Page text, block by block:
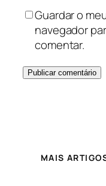
Guardar o
navegador
comentar.
MAIS